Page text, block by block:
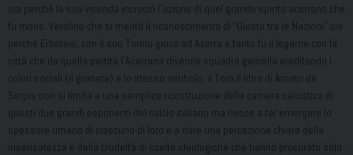
sia perché la sua vicenda incrociò l’azione di quel grande spirito acerrano che
fu mons. Verolino che si meritò il riconoscimento di “Giusto tra le Nazioni” sia
perché Erbstein, con il suo Torino giocò ad Acerra e tanto fu il legame con la
città che da quella partita l’Acerrana divenne squadra gemella ereditando i
colori sociali (il granata) e lo stesso simbolo: il Toro.Il libro di Amato de
Serpis non si limita a una semplice ricostruzione della carriera calcistica di
questi due grandi esponenti del calcio italiano ma riesce a far emergere lo
spessore umano di ciascuno di loro e a dare una percezione chiara della
insensatezza e della crudeltà di scelte ideologiche che hanno procurato solo